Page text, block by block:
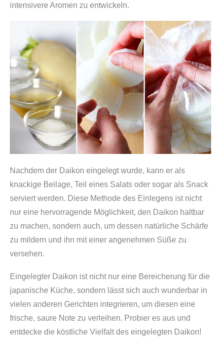
intensivere Aromen zu entwickeln.
Nachdem der Daikon eingelegt wurde, kann er als
knackige Beilage, Teil eines Salats oder sogar als Snack
serviert werden. Diese Methode des Einlegens ist nicht
nur eine hervorragende Möglichkeit, den Daikon haltbar
zu machen, sondern auch, um dessen natürliche Schärfe
zu mildern und ihn mit einer angenehmen Süße zu
versehen.
Eingelegter Daikon ist nicht nur eine Bereicherung für die
japanische Küche, sondern lässt sich auch wunderbar in
vielen anderen Gerichten integrieren, um diesen eine
frische, saure Note zu verleihen. Probier es aus und
entdecke die köstliche Vielfalt des eingelegten Daikon!